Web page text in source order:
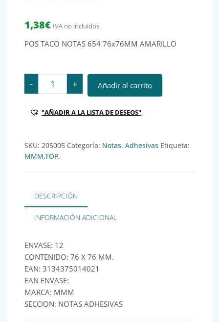
1,38€ IVA no incluidos
POS TACO NOTAS 654 76x76MM AMARILLO
- POS TACO NOTAS 654 76x76MM AMARILLO Ref.:
+ Añadir al carrito
"AÑADIR A LA LISTA DE DESEOS"
SKU: 205005 Categoría: Notas. Adhesivas Etiqueta:
MMM,TOP,
DESCRIPCIÓN
INFORMACIÓN ADICIONAL
ENVASE: 12
CONTENIDO: 76 X 76 MM.
EAN: 3134375014021
EAN ENVASE:
MARCA: MMM
SECCION: NOTAS ADHESIVAS